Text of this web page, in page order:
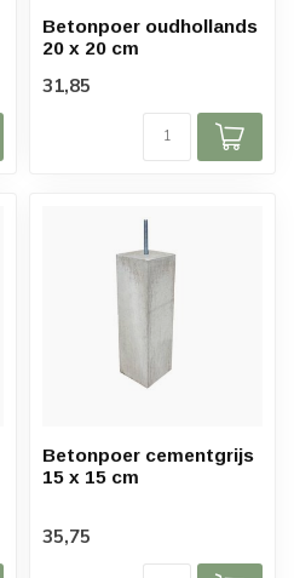
Betonpoer oudhollands
20 x 20 cm
31,85
Betonpoer cementgrijs
15 x 15 cm
35,75